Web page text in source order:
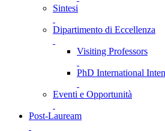
Sintesi
Dipartimento di Eccellenza
Visiting Professors
PhD International
Eventi e Opportunità
Post-Lauream